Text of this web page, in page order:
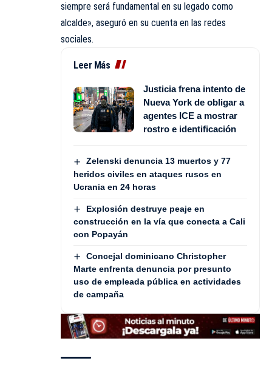
siempre será fundamental en su legado como
alcalde», aseguró en su cuenta en las redes
sociales.
Leer Más
Justicia frena intento de
Nueva York de obligar a
agentes ICE a mostrar
rostro e identificación
Zelenski denuncia 13 muertos y 77
heridos civiles en ataques rusos en
Ucrania en 24 horas
Explosión destruye peaje en
construcción en la vía que conecta a Cali
con Popayán
Concejal dominicano Christopher
Marte enfrenta denuncia por presunto
uso de empleada pública en actividades
de campaña